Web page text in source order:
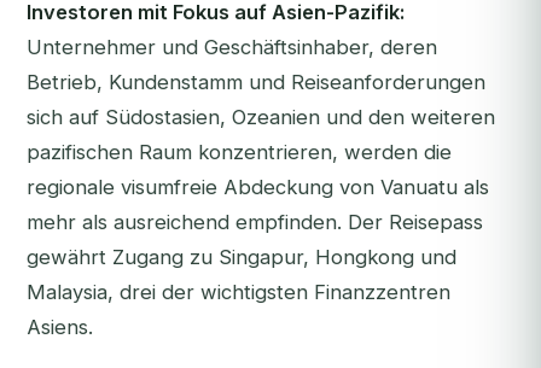
Investoren mit Fokus auf Asien-Pazifik:
Unternehmer und Geschäftsinhaber, deren
Betrieb, Kundenstamm und Reiseanforderungen
sich auf Südostasien, Ozeanien und den weiteren
pazifischen Raum konzentrieren, werden die
regionale visumfreie Abdeckung von Vanuatu als
mehr als ausreichend empfinden. Der Reisepass
gewährt Zugang zu Singapur, Hongkong und
Malaysia, drei der wichtigsten Finanzzentren
Asiens.